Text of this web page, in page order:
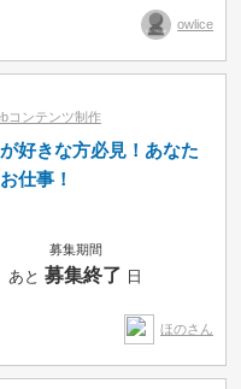
owlice
コンテンツ制作
好きな方必見！あなた
仕事！
募集期間
あと募集終了 日
ほのさん